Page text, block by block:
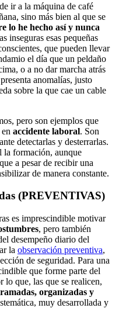
ir a la máquina de café
sino más bien al que se
lo he hecho así y nunca
inseguras esas pequeñas
que pueden llevar
el día que un peldaño
o a no dar marcha atrás
anomalías, justo
sobre la que cae un cable
pero son ejemplos que
accidente laboral. Son
detectarlas y desterrarlas.
la formación, aunque
a pesar de recibir una
de manera constante.
(PREVENTIVAS)
es imprescindible motivar
, pero también
desempeño diario del
la observación preventiva,
de seguridad. Para una
que forme parte del
lo que, las que se realicen,
, organizadas y
muy desarrollada y